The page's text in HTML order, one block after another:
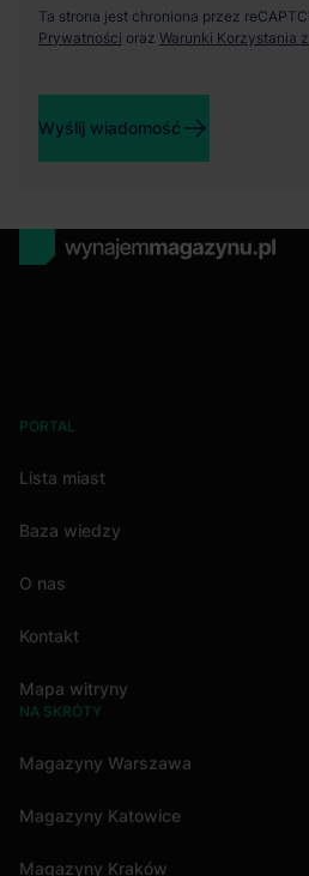
Ta strona jest chroniona przez
Prywatności oraz Warunki Korzystania z
Wyślij wiadomość
PORTAL
Lista miast
Baza wiedzy
O nas
Kontakt
Mapa witryny
NA SKRÓTY
Magazyny Warszawa
Magazyny Katowice
Magazyny Kraków